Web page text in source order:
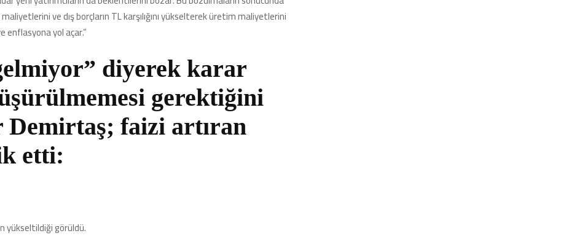
ve dış borçların TL karşılığını yükselterek üretim maliyetlerini
enflasyona yol açar.”
diyerek karar
gerektiğini
faizi artıran
etti:
yükseltildiği görüldü.